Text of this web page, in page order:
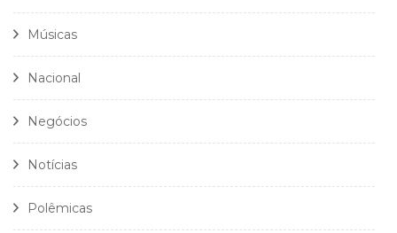
Músicas
Nacional
Negócios
Notícias
Polêmicas